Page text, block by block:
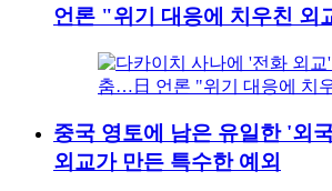
언론 "위기 대응에 치우친 외
중국 영토에 남은 유일한 '외
외교가 만든 특수한 예외